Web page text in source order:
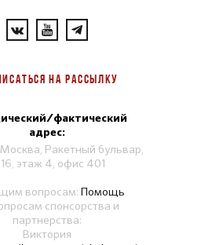
НА РАССЫЛКУ
фактический
адрес:
Москва, Ракетный бульвар,
этаж 4, офис 401
вопросам: Помощь
спонсорства и
партнерства:
Виктория